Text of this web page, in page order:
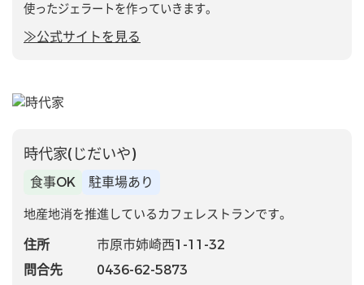
使ったジェラートを作っていきます。
≫公式サイトを見る
時代家(じだいや)
食事OK 駐車場あり
地産地消を推進しているカフェレストランです。
住所
市原市姉崎西1-11-32
問合先
0436-62-5873